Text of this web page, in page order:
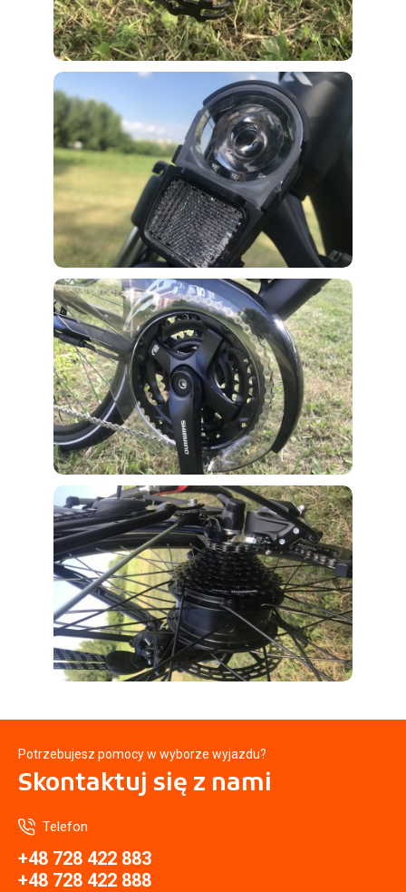
Potrzebujesz pomocy w wyborze wyjazdu?
Skontaktuj się z nami
Telefon
+48 728 422 883
+48 728 422 888